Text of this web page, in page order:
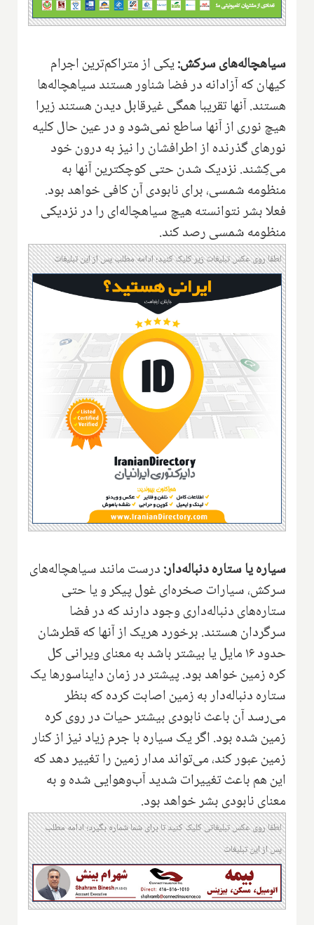
سیاهچاله‌های سرکش:یکی از متراکم‌ترین اجرام
کیهان که آزادانه در فضا شناور هستند سیاهچاله‌ها
هستند. آنها تقریبا همگی غیرقابل دیدن هستند زیرا
هیچ نوری از آنها ساطع نمی‌شود و در عین حال کلیه
نورهای گذرنده از اطرافشان را نیز به درون خود
می‌کِشند. نزدیک شدن حتی کوچکترین آنها به
منظومه شمسی، برای نابودی آن کافی خواهد بود.
فعلا بشر نتوانسته هیچ سیاهچاله‌ای را در نزدیکی
منظومه شمسی رصد کند.
لطفا روی عکس تبلیغات زیر کلیک کنید؛ ادامه مطلب پس از این تبلیغات
سیاره یا ستاره دنباله‌دار:درست مانند سیاهچاله‌های
سرکش، سیارات صخره‌ای غول پیکر و یا حتی
ستاره‌های دنباله‌داری وجود دارند که در فضا
سرگردان هستند. برخورد هریک از آنها که قطرشان
حدود ۱۶ مایل یا بیشتر باشد به معنای ویرانی کل
کره زمین خواهد بود. پیشتر در زمان دایناسورها یک
ستاره دنباله‌دار به زمین اصابت کرده که بنظر
می‌رسد آن باعث نابودی بیشتر حیات در روی کره
زمین شده بود. اگر یک سیاره با جرم زیاد نیز از کنار
زمین عبور کند، می‌تواند مدار زمین را تغییر دهد که
این هم باعث تغییرات شدید آب‌وهوایی شده و به
معنای نابودی بشر خواهد بود.
لطفا روی عکس تبلیغاتی کلیک کنید تا برای شما شماره بگیرد؛ ادامه مطلب
پس از این تبلیغات